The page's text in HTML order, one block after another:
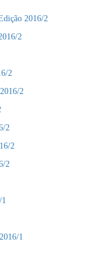
2016/2
2
2
2
2
2
2
1